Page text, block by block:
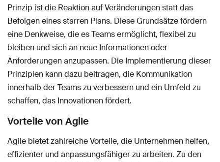
Prinzip ist die Reaktion auf Veränderungen statt das
Befolgen eines starren Plans. Diese Grundsätze fördern
eine Denkweise, die es Teams ermöglicht, flexibel zu
bleiben und sich an neue Informationen oder
Anforderungen anzupassen. Die Implementierung dieser
Prinzipien kann dazu beitragen, die Kommunikation
innerhalb der Teams zu verbessern und ein Umfeld zu
schaffen, das Innovationen fördert.
Vorteile von Agile
Agile bietet zahlreiche Vorteile, die Unternehmen helfen,
effizienter und anpassungsfähiger zu arbeiten. Zu den